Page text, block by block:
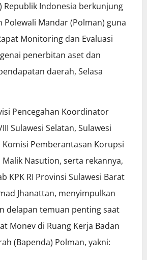
Republik Indonesia berkunjung
Polewali Mandar (Polman) guna
Monitoring dan Evaluasi
penerbitan aset dan
daerah, Selasa
Pencegahan Koordinator
Sulawesi Selatan, Sulawesi
Komisi Pemberantasan Korupsi
Malik Nasution, serta rekannya,
KPK RI Provinsi Sulawesi Barat
Jhanattan, menyimpulkan
delapan temuan penting saat
Monev di Ruang Kerja Badan
(Bapenda) Polman, yakni: